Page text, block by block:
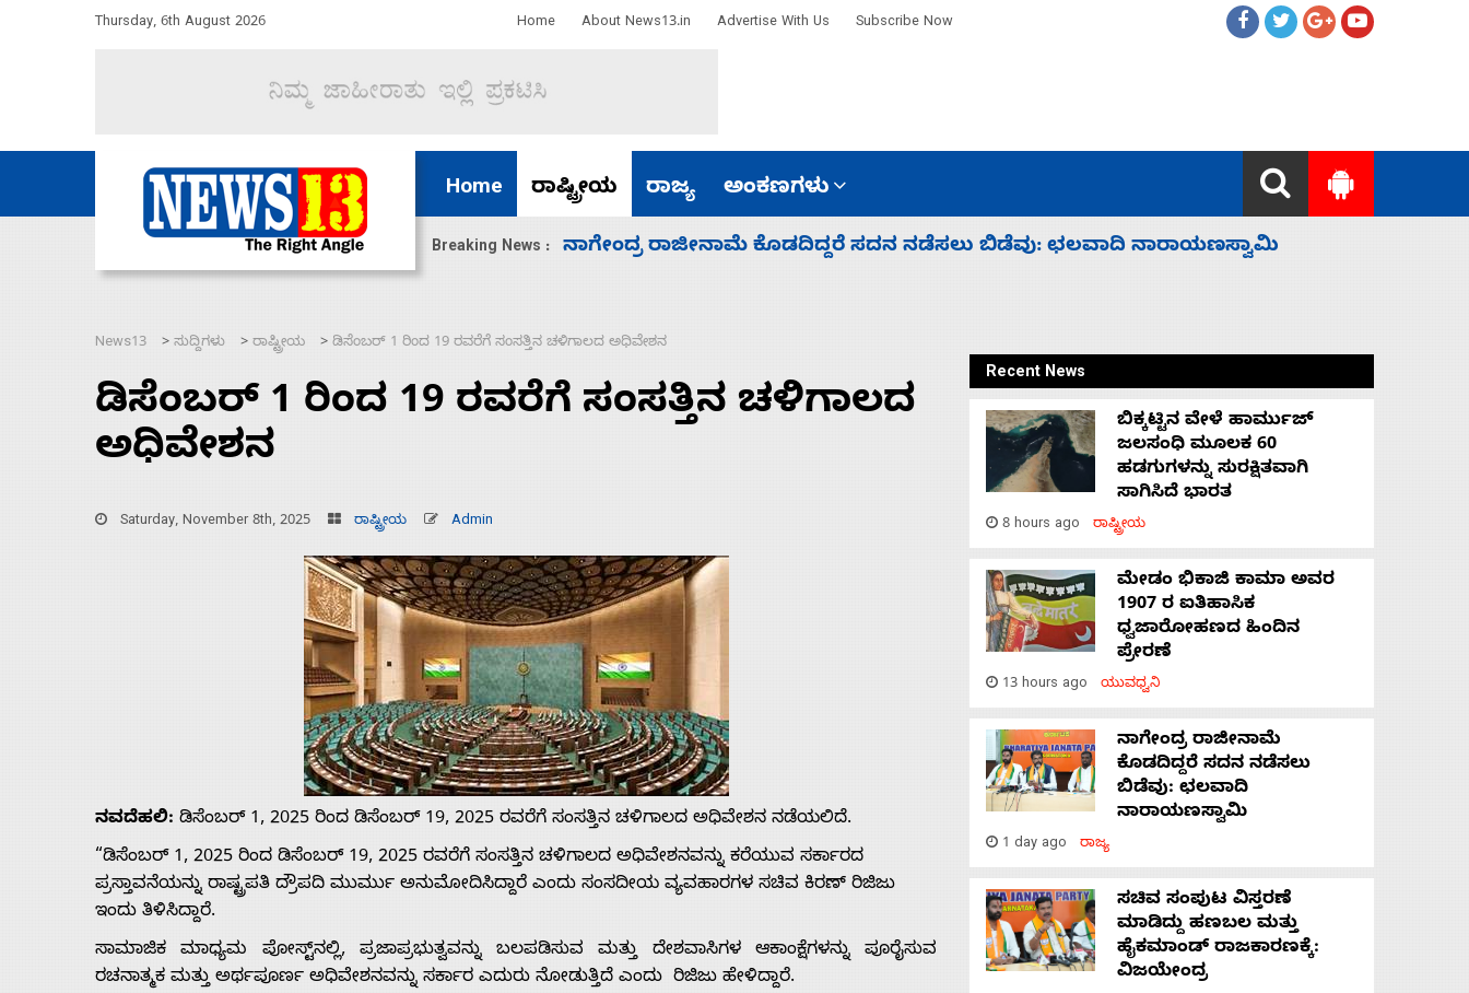
Thursday, 6th August 2026 Home About News13.in Advertise With Us Subscribe Now
Home ರಾಷ್ಟ್ರೀಯ ರಾಜ್ಯ ಅಂಕಣಗಳು
Breaking News :
ಸದನ ನಡೆಸಲು ಬಿಡೆವು: ಛಲವಾದಿ ನಾರಾಯಣಸ್ವಾಮಿ ಸಚಿವ ಸಂಪುಟ ವಿಸ್ತರಣೆ ಮಾಡಿದ್ದು ಹಣಬಲ ಮತ್ತು ಹೈಕಮಾಂಡ್ ರಾಜಕಾರಣಕ್ಕೆ: ವಿಜಯೇಂದ್ರ
Home
About
News13 > ಸುದ್ದಿಗಳು > ರಾಷ್ಟ್ರೀಯ > ಡಿಸೆಂಬರ್ 1 ರಿಂದ 19 ರವರೆಗೆ ಸಂಸತ್ತಿನ ಚಳಿಗಾಲದ ಅಧಿವೇಶನ
ಡಿಸೆಂಬರ್ 1 ರಿಂದ 19 ರವರೆಗೆ ಸಂಸತ್ತಿನ ಚಳಿಗಾಲದ
ಅಧಿವೇಶನ
Saturday, November 8th, 2025 ರಾಷ್ಟ್ರೀಯ Admin
ನವದೆಹಲಿ: ಡಿಸೆಂಬರ್ 1, 2025 ರಿಂದ ಡಿಸೆಂಬರ್ 19, 2025 ರವರೆಗೆ ಸಂಸತ್ತಿನ ಚಳಿಗಾಲದ ಅಧಿವೇಶನ ನಡೆಯಲಿದೆ.
“ಡಿಸೆಂಬರ್ 1, 2025 ರಿಂದ ಡಿಸೆಂಬರ್ 19, 2025 ರವರೆಗೆ ಸಂಸತ್ತಿನ ಚಳಿಗಾಲದ ಅಧಿವೇಶನವನ್ನು ಕರೆಯುವ ಸರ್ಕಾರದ
ಪ್ರಸ್ತಾವನೆಯನ್ನು ರಾಷ್ಟ್ರಪತಿ ದ್ರೌಪದಿ ಮುರ್ಮು ಅನುಮೋದಿಸಿದ್ದಾರೆ ಎಂದು ಸಂಸದೀಯ ವ್ಯವಹಾರಗಳ ಸಚಿವ ಕಿರಣ್ ರಿಜಿಜು
ಇಂದು ತಿಳಿಸಿದ್ದಾರೆ.
ಸಾಮಾಜಿಕ ಮಾಧ್ಯಮ ಪೋಸ್ಟ್‌ನಲ್ಲಿ, ಪ್ರಜಾಪ್ರಭುತ್ವವನ್ನು ಬಲಪಡಿಸುವ ಮತ್ತು ದೇಶವಾಸಿಗಳ ಆಕಾಂಕ್ಷೆಗಳನ್ನು ಪೂರೈಸುವ
ರಚನಾತ್ಮಕ ಮತ್ತು ಅರ್ಥಪೂರ್ಣ ಅಧಿವೇಶನವನ್ನು ಸರ್ಕಾರ ಎದುರು ನೋಡುತ್ತಿದೆ ಎಂದು ರಿಜಿಜು ಹೇಳಿದ್ದಾರೆ.
Recent News
ಬಿಕ್ಕಟ್ಟಿನ ವೇಳೆ ಹಾರ್ಮುಜ್
ಜಲಸಂಧಿ ಮೂಲಕ 60
ಹಡಗುಗಳನ್ನು ಸುರಕ್ಷಿತವಾಗಿ
ಸಾಗಿಸಿದೆ ಭಾರತ
8 hours ago ರಾಷ್ಟ್ರೀಯ
ಮೇಡಂ ಭಿಕಾಜಿ ಕಾಮಾ ಅವರ
1907 ರ ಐತಿಹಾಸಿಕ
ಧ್ವಜಾರೋಹಣದ ಹಿಂದಿನ
ಪ್ರೇರಣೆ
13 hours ago ಯುವಧ್ವನಿ
ನಾಗೇಂದ್ರ ರಾಜೀನಾಮೆ
ಕೊಡದಿದ್ದರೆ ಸದನ ನಡೆಸಲು
ಬಿಡೆವು: ಛಲವಾದಿ
ನಾರಾಯಣಸ್ವಾಮಿ
1 day ago ರಾಜ್ಯ
ಸಚಿವ ಸಂಪುಟ ವಿಸ್ತರಣೆ
ಮಾಡಿದ್ದು ಹಣಬಲ ಮತ್ತು
ಹೈಕಮಾಂಡ್ ರಾಜಕಾರಣಕ್ಕೆ:
ವಿಜಯೇಂದ್ರ